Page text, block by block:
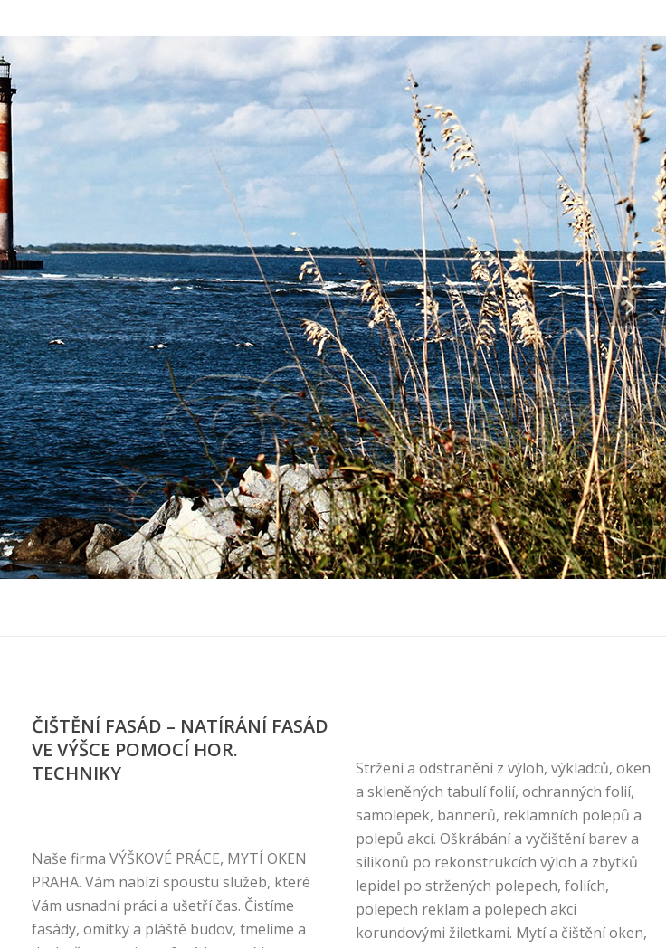
ČIŠTĚNÍ FASÁD – NATÍRÁNÍ FASÁD
VE VÝŠCE POMOCÍ HOR.
TECHNIKY
Naše firma VÝŠKOVÉ PRÁCE, MYTÍ OKEN
PRAHA. Vám nabízí spoustu služeb, které
Vám usnadní práci a ušetří čas. Čistíme
fasády, omítky a pláště budov, tmelíme a
Stržení a odstranění z výloh, výkladců, oken
a skleněných tabulí folií, ochranných folií,
samolepek, bannerů, reklamních polepů a
polepů akcí. Oškrábání a vyčištění barev a
silikonů po rekonstrukcích výloh a zbytků
lepidel po stržených polepech, foliích,
polepech reklam a polepech akci
korundovými žiletkami. Mytí a čištění oken,